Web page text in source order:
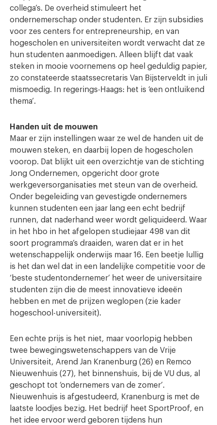
collega’s. De overheid stimuleert het
ondernemerschap onder studenten. Er zijn subsidies
voor zes centers for entrepreneurship, en van
hogescholen en universiteiten wordt verwacht dat ze
hun studenten aanmoedigen. Alleen blijft dat vaak
steken in mooie voornemens op heel geduldig papier,
zo constateerde staatssecretaris Van Bijsterveldt in juli
mismoedig. In regerings-Haags: het is ‘een ontluikend
thema’.
Handen uit de mouwen
Maar er zijn instellingen waar ze wel de handen uit de
mouwen steken, en daarbij lopen de hogescholen
voorop. Dat blijkt uit een overzichtje van de stichting
Jong Ondernemen, opgericht door grote
werkgeversorganisaties met steun van de overheid.
Onder begeleiding van gevestigde ondernemers
kunnen studenten een jaar lang een echt bedrijf
runnen, dat naderhand weer wordt geliquideerd. Waar
in het hbo in het afgelopen studiejaar 498 van dit
soort programma’s draaiden, waren dat er in het
wetenschappelijk onderwijs maar 16. Een beetje lullig
is het dan wel dat in een landelijke competitie voor de
‘beste studentondernemer’ het weer de universitaire
studenten zijn die de meest innovatieve ideeën
hebben en met de prijzen weglopen (zie kader
hogeschool-universiteit).
Een echte prijs is het niet, maar voorlopig hebben
twee bewegingswetenschappers van de Vrije
Universiteit, Arend Jan Kranenburg (26) en Remco
Nieuwenhuis (27), het binnenshuis, bij de VU dus, al
geschopt tot ‘ondernemers van de zomer’.
Nieuwenhuis is afgestudeerd, Kranenburg is met de
laatste loodjes bezig. Het bedrijf heet SportProof, en
het idee ervoor werd geboren tijdens hun